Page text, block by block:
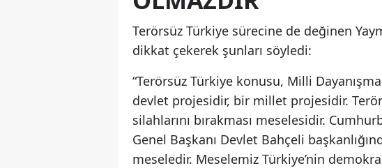
Terörsüz Türkiye sürecine de değinen
dikkat çekerek şunları söyledi:
“Terörsüz Türkiye konusu, Milli
devlet projesidir, bir millet projesidir.
silahlarını bırakması meselesidir.
Genel Başkanı Devlet Bahçeli
meseledir. Meselemiz Türkiye’nin